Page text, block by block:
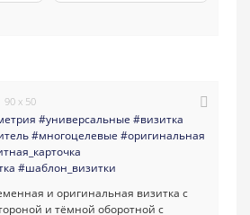
90 x 50
#универсальные #визитка
#многоцелевые #оригинальная
#шаблон_визитки